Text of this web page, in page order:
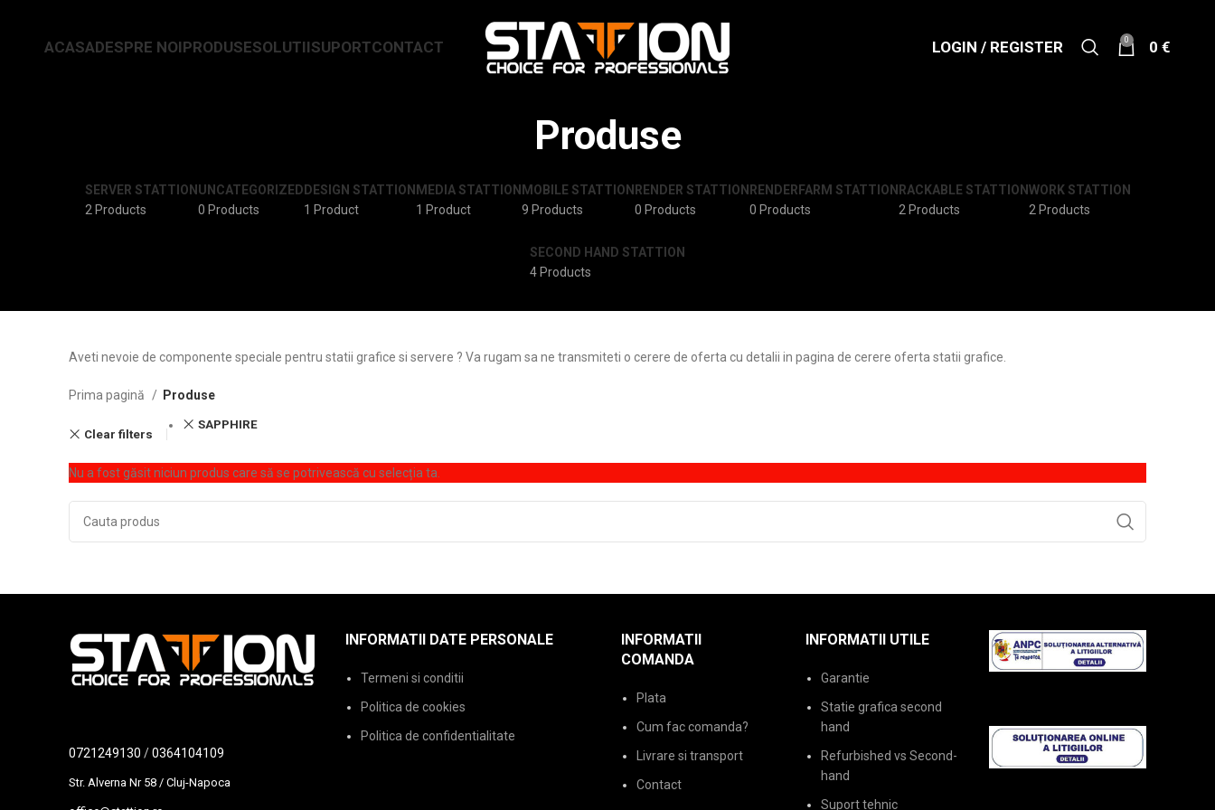
ACASADESPRE NOIPRODUSESOLUTIISUPORTCONTACT LOGIN / REGISTER 0 0€
Produse
SERVER STATTION
2 Products
UNCATEGORIZED
0 Products
DESIGN STATTION
1 Product
MEDIA STATTION
1 Product
MOBILE STATTION
9 Products
RENDER STATTION
0 Products
RENDERFARM STATTION
0 Products
RACKABLE STATTION
2 Products
WORK STATTION
2 Products
SECOND HAND STATTION
4 Products
Aveti nevoie de componente speciale pentru statii grafice si servere ? Va rugam sa ne transmiteti o cerere de oferta cu detalii in pagina de cerere oferta statii grafice.
Prima pagină Produse
Clear filters
SAPPHIRE
Nu a fost găsit niciun produs care să se potrivească cu selecția ta.
0721249130 /0364104109
Str. Alverna Nr 58 / Cluj-Napoca
INFORMATII DATE PERSONALE
Termeni si conditii
Politica de cookies
Politica de confidentialitate
INFORMATII
COMANDA
Plata
Cum fac comanda?
Livrare si transport
Contact
INFORMATII UTILE
Garantie
Statie grafica second
hand
Refurbished vs Second-
hand
Suport tehnic